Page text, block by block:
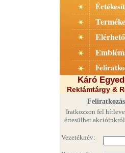
Káró
Reklámtárgy &
Iratkozzon fel
értesülhet